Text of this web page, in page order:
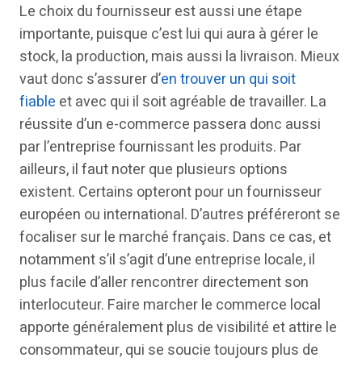
Le choix du fournisseur est aussi une étape
importante, puisque c’est lui qui aura à gérer le
stock, la production, mais aussi la livraison. Mieux
vaut donc s’assurer d’en trouver un qui soit
fiable et avec qui il soit agréable de travailler. La
réussite d’un e-commerce passera donc aussi
par l’entreprise fournissant les produits. Par
ailleurs, il faut noter que plusieurs options
existent. Certains opteront pour un fournisseur
européen ou international. D’autres préféreront se
focaliser sur le marché français. Dans ce cas, et
notamment s’il s’agit d’une entreprise locale, il
plus facile d’aller rencontrer directement son
interlocuteur. Faire marcher le commerce local
apporte généralement plus de visibilité et attire le
consommateur, qui se soucie toujours plus de